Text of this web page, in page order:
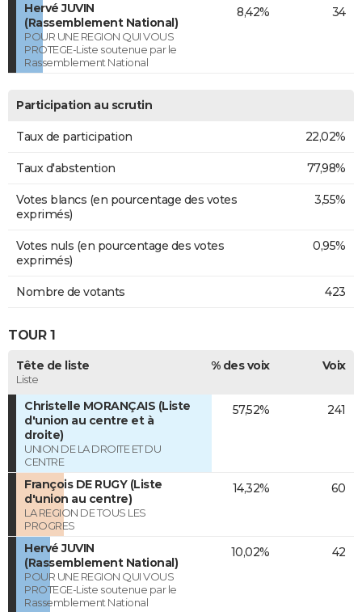
Hervé JUVIN
(Rassemblement National)
POUR UNE REGION QUI VOUS
PROTEGE-Liste soutenue par le
Rassemblement National
8,42% 34
Participation au scrutin
Taux de participation 22,02%
Taux d'abstention 77,98%
Votes blancs (en pourcentage des votes
exprimés)
3,55%
Votes nuls (en pourcentage des votes
exprimés)
0,95%
Nombre de votants 423
TOUR 1
Tête de liste
Liste
% des voix Voix
Christelle MORANÇAIS (Liste
d'union au centre et à
droite)
UNION DE LA DROITE ET DU
CENTRE
57,52% 241
François DE RUGY (Liste
d'union au centre)
LA REGION DE TOUS LES
PROGRES
14,32% 60
Hervé JUVIN
(Rassemblement National)
POUR UNE REGION QUI VOUS
PROTEGE-Liste soutenue par le
Rassemblement National
10,02% 42